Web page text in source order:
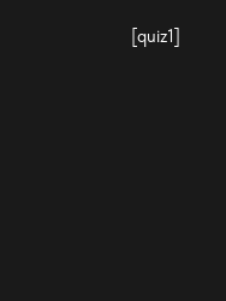
[quiz1]